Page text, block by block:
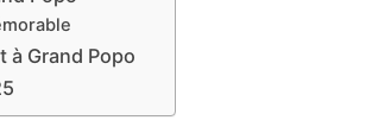
à Grand Popo